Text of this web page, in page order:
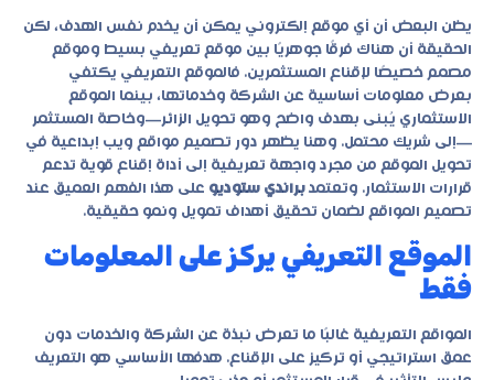
يظن البعض أن أي موقع إلكتروني يمكن أن يخدم نفس الهدف، لكن
الحقيقة أن هناك فرقًا جوهريًا بين موقع تعريفي بسيط وموقع
مصمم خصيصًا لإقناع المستثمرين. فالموقع التعريفي يكتفي
بعرض معلومات أساسية عن الشركة وخدماتها، بينما الموقع
الاستثماري يُبنى بهدف واضح وهو تحويل الزائر—وخاصة المستثمر
—إلى شريك محتمل. وهنا يظهر دور تصميم مواقع ويب إبداعية في
تحويل الموقع من مجرد واجهة تعريفية إلى أداة إقناع قوية تدعم
قرارات الاستثمار. وتعتمد براندي ستوديو على هذا الفهم العميق عند
تصميم المواقع لضمان تحقيق أهداف تمويل ونمو حقيقية.
الموقع التعريفي يركز على المعلومات
فقط
المواقع التعريفية غالبًا ما تعرض نبذة عن الشركة والخدمات دون
عمق استراتيجي أو تركيز على الإقناع. هدفها الأساسي هو التعريف